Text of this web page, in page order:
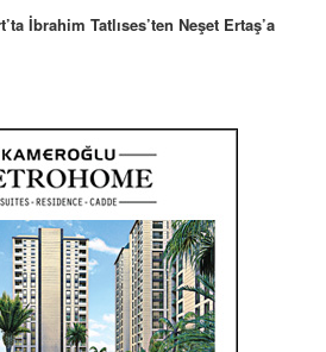
Mesaj: “Unutulmaz Bir Gece